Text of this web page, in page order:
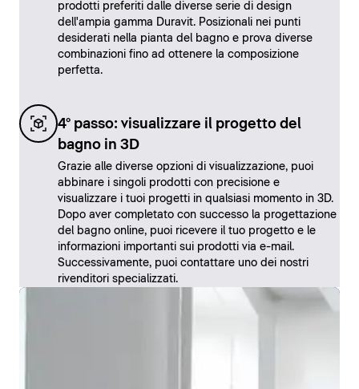
prodotti preferiti dalle diverse serie di design
dell'ampia gamma Duravit. Posizionali nei punti
desiderati nella pianta del bagno e prova diverse
combinazioni fino ad ottenere la composizione
perfetta.
4° passo: visualizzare il progetto del
bagno in 3D
Grazie alle diverse opzioni di visualizzazione, puoi
abbinare i singoli prodotti con precisione e
visualizzare i tuoi progetti in qualsiasi momento in 3D.
Dopo aver completato con successo la progettazione
del bagno online, puoi ricevere il tuo progetto e le
informazioni importanti sui prodotti via e-mail.
Successivamente, puoi contattare uno dei nostri
rivenditori specializzati.